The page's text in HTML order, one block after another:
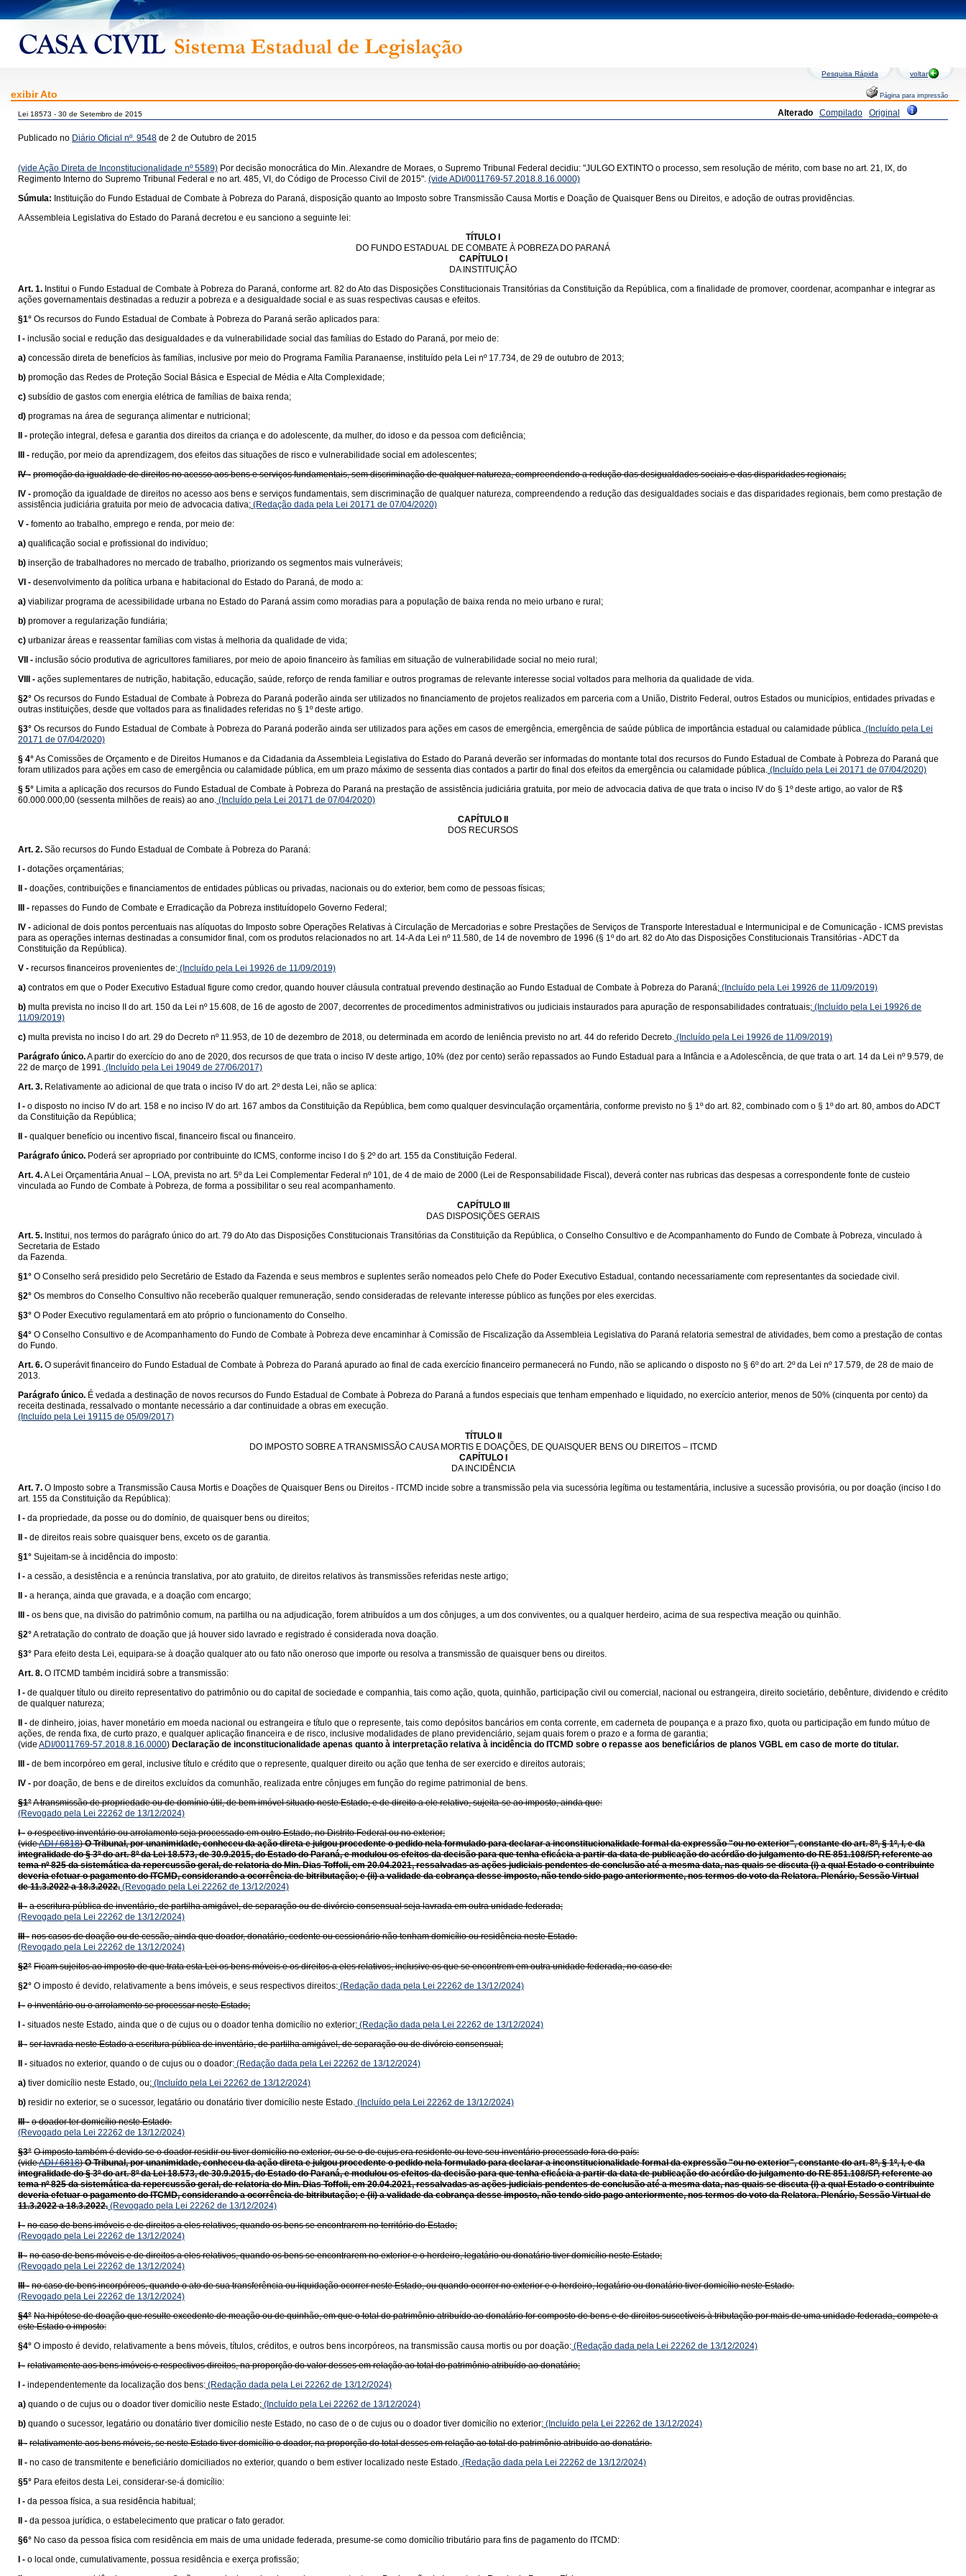
Pesquisa Rápida voltar
exibir Ato Página para impressão
Alterado Compilado Original
Lei 18573 - 30 de Setembro de 2015
Publicado no Diário Oficial nº. 9548 de 2 de Outubro de 2015
(vide Ação Direta de Inconstitucionalidade nº 5589) Por decisão monocrática do Min. Alexandre de Moraes, o Supremo Tribunal Federal decidiu: "JULGO EXTINTO o processo, sem resolução de mérito, com base no art. 21, IX, do
Regimento Interno do Supremo Tribunal Federal e no art. 485, VI, do Código de Processo Civil de 2015". (vide ADI/0011769-57.2018.8.16.0000)
Súmula: Instituição do Fundo Estadual de Combate à Pobreza do Paraná, disposição quanto ao Imposto sobre Transmissão Causa Mortis e Doação de Quaisquer Bens ou Direitos, e adoção de outras providências.
A Assembleia Legislativa do Estado do Paraná decretou e eu sanciono a seguinte lei:
TÍTULO I
DO FUNDO ESTADUAL DE COMBATE À POBREZA DO PARANÁ
CAPÍTULO I
DA INSTITUIÇÃO
Art. 1. Institui o Fundo Estadual de Combate à Pobreza do Paraná, conforme art. 82 do Ato das Disposições Constitucionais Transitórias da Constituição da República, com a finalidade de promover, coordenar, acompanhar e integrar as
ações governamentais destinadas a reduzir a pobreza e a desigualdade social e as suas respectivas causas e efeitos.
§1° Os recursos do Fundo Estadual de Combate à Pobreza do Paraná serão aplicados para:
I - inclusão social e redução das desigualdades e da vulnerabilidade social das famílias do Estado do Paraná, por meio de:
a) concessão direta de benefícios às famílias, inclusive por meio do Programa Família Paranaense, instituído pela Lei nº 17.734, de 29 de outubro de 2013;
b) promoção das Redes de Proteção Social Básica e Especial de Média e Alta Complexidade;
c) subsídio de gastos com energia elétrica de famílias de baixa renda;
d) programas na área de segurança alimentar e nutricional;
II - proteção integral, defesa e garantia dos direitos da criança e do adolescente, da mulher, do idoso e da pessoa com deficiência;
III - redução, por meio da aprendizagem, dos efeitos das situações de risco e vulnerabilidade social em adolescentes;
IV - promoção da igualdade de direitos no acesso aos bens e serviços fundamentais, sem discriminação de qualquer natureza, compreendendo a redução das desigualdades sociais e das disparidades regionais;
IV - promoção da igualdade de direitos no acesso aos bens e serviços fundamentais, sem discriminação de qualquer natureza, compreendendo a redução das desigualdades sociais e das disparidades regionais, bem como prestação de
assistência judiciária gratuita por meio de advocacia dativa; (Redação dada pela Lei 20171 de 07/04/2020)
V - fomento ao trabalho, emprego e renda, por meio de:
a) qualificação social e profissional do indivíduo;
b) inserção de trabalhadores no mercado de trabalho, priorizando os segmentos mais vulneráveis;
VI - desenvolvimento da política urbana e habitacional do Estado do Paraná, de modo a:
a) viabilizar programa de acessibilidade urbana no Estado do Paraná assim como moradias para a população de baixa renda no meio urbano e rural;
b) promover a regularização fundiária;
c) urbanizar áreas e reassentar famílias com vistas à melhoria da qualidade de vida;
VII - inclusão sócio produtiva de agricultores familiares, por meio de apoio financeiro às famílias em situação de vulnerabilidade social no meio rural;
VIII - ações suplementares de nutrição, habitação, educação, saúde, reforço de renda familiar e outros programas de relevante interesse social voltados para melhoria da qualidade de vida.
§2° Os recursos do Fundo Estadual de Combate à Pobreza do Paraná poderão ainda ser utilizados no financiamento de projetos realizados em parceria com a União, Distrito Federal, outros Estados ou municípios, entidades privadas e
outras instituições, desde que voltados para as finalidades referidas no § 1º deste artigo.
§3° Os recursos do Fundo Estadual de Combate à Pobreza do Paraná poderão ainda ser utilizados para ações em casos de emergência, emergência de saúde pública de importância estadual ou calamidade pública. (Incluído pela Lei
20171 de 07/04/2020)
§ 4°As Comissões de Orçamento e de Direitos Humanos e da Cidadania da Assembleia Legislativa do Estado do Paraná deverão ser informadas do montante total dos recursos do Fundo Estadual de Combate à Pobreza do Paraná que
foram utilizados para ações em caso de emergência ou calamidade pública, em um prazo máximo de sessenta dias contados a partir do final dos efeitos da emergência ou calamidade pública. (Incluído pela Lei 20171 de 07/04/2020)
§ 5° Limita a aplicação dos recursos do Fundo Estadual de Combate à Pobreza do Paraná na prestação de assistência judiciária gratuita, por meio de advocacia dativa de que trata o inciso IV do § 1º deste artigo, ao valor de R$
60.000.000,00 (sessenta milhões de reais) ao ano. (Incluído pela Lei 20171 de 07/04/2020)
CAPÍTULO II
DOS RECURSOS
Art. 2. São recursos do Fundo Estadual de Combate à Pobreza do Paraná:
I - dotações orçamentárias;
II - doações, contribuições e financiamentos de entidades públicas ou privadas, nacionais ou do exterior, bem como de pessoas físicas;
III - repasses do Fundo de Combate e Erradicação da Pobreza instituídopelo Governo Federal;
IV - adicional de dois pontos percentuais nas alíquotas do Imposto sobre Operações Relativas à Circulação de Mercadorias e sobre Prestações de Serviços de Transporte Interestadual e Intermunicipal e de Comunicação - ICMS previstas
para as operações internas destinadas a consumidor final, com os produtos relacionados no art. 14-A da Lei nº 11.580, de 14 de novembro de 1996 (§ 1º do art. 82 do Ato das Disposições Constitucionais Transitórias - ADCT da
Constituição da República).
V - recursos financeiros provenientes de: (Incluído pela Lei 19926 de 11/09/2019)
a) contratos em que o Poder Executivo Estadual figure como credor, quando houver cláusula contratual prevendo destinação ao Fundo Estadual de Combate à Pobreza do Paraná; (Incluído pela Lei 19926 de 11/09/2019)
b) multa prevista no inciso II do art. 150 da Lei nº 15.608, de 16 de agosto de 2007, decorrentes de procedimentos administrativos ou judiciais instaurados para apuração de responsabilidades contratuais; (Incluído pela Lei 19926 de
11/09/2019)
c) multa prevista no inciso I do art. 29 do Decreto nº 11.953, de 10 de dezembro de 2018, ou determinada em acordo de leniência previsto no art. 44 do referido Decreto. (Incluído pela Lei 19926 de 11/09/2019)
Parágrafo único.A partir do exercício do ano de 2020, dos recursos de que trata o inciso IV deste artigo, 10% (dez por cento) serão repassados ao Fundo Estadual para a Infância e a Adolescência, de que trata o art. 14 da Lei nº 9.579, de
22 de março de 1991. (Incluído pela Lei 19049 de 27/06/2017)
Art. 3. Relativamente ao adicional de que trata o inciso IV do art. 2º desta Lei, não se aplica:
I - o disposto no inciso IV do art. 158 e no inciso IV do art. 167 ambos da Constituição da República, bem como qualquer desvinculação orçamentária, conforme previsto no § 1º do art. 82, combinado com o § 1º do art. 80, ambos do ADCT
da Constituição da República;
II - qualquer benefício ou incentivo fiscal, financeiro fiscal ou financeiro.
Parágrafo único. Poderá ser apropriado por contribuinte do ICMS, conforme inciso I do § 2º do art. 155 da Constituição Federal.
Art. 4.A Lei Orçamentária Anual – LOA, prevista no art. 5º da Lei Complementar Federal nº 101, de 4 de maio de 2000 (Lei de Responsabilidade Fiscal), deverá conter nas rubricas das despesas a correspondente fonte de custeio
vinculada ao Fundo de Combate à Pobreza, de forma a possibilitar o seu real acompanhamento.
CAPÍTULO III
DAS DISPOSIÇÕES GERAIS
Art. 5. Institui, nos termos do parágrafo único do art. 79 do Ato das Disposições Constitucionais Transitórias da Constituição da República, o Conselho Consultivo e de Acompanhamento do Fundo de Combate à Pobreza, vinculado à
Secretaria de Estado
da Fazenda.
§1° O Conselho será presidido pelo Secretário de Estado da Fazenda e seus membros e suplentes serão nomeados pelo Chefe do Poder Executivo Estadual, contando necessariamente com representantes da sociedade civil.
§2° Os membros do Conselho Consultivo não receberão qualquer remuneração, sendo consideradas de relevante interesse público as funções por eles exercidas.
§3° O Poder Executivo regulamentará em ato próprio o funcionamento do Conselho.
§4° O Conselho Consultivo e de Acompanhamento do Fundo de Combate à Pobreza deve encaminhar à Comissão de Fiscalização da Assembleia Legislativa do Paraná relatoria semestral de atividades, bem como a prestação de contas
do Fundo.
Art. 6. O superávit financeiro do Fundo Estadual de Combate à Pobreza do Paraná apurado ao final de cada exercício financeiro permanecerá no Fundo, não se aplicando o disposto no § 6º do art. 2º da Lei nº 17.579, de 28 de maio de
2013.
Parágrafo único. É vedada a destinação de novos recursos do Fundo Estadual de Combate à Pobreza do Paraná a fundos especiais que tenham empenhado e liquidado, no exercício anterior, menos de 50% (cinquenta por cento) da
receita destinada, ressalvado o montante necessário a dar continuidade a obras em execução.
(Incluído pela Lei 19115 de 05/09/2017)
TÍTULO II
DO IMPOSTO SOBRE A TRANSMISSÃO CAUSA MORTIS E DOAÇÕES, DE QUAISQUER BENS OU DIREITOS – ITCMD
CAPÍTULO I
DA INCIDÊNCIA
Art. 7. O Imposto sobre a Transmissão Causa Mortis e Doações de Quaisquer Bens ou Direitos - ITCMD incide sobre a transmissão pela via sucessória legítima ou testamentária, inclusive a sucessão provisória, ou por doação (inciso I do
art. 155 da Constituição da República):
I - da propriedade, da posse ou do domínio, de quaisquer bens ou direitos;
II - de direitos reais sobre quaisquer bens, exceto os de garantia.
§1° Sujeitam-se à incidência do imposto:
I - a cessão, a desistência e a renúncia translativa, por ato gratuito, de direitos relativos às transmissões referidas neste artigo;
II - a herança, ainda que gravada, e a doação com encargo;
III - os bens que, na divisão do patrimônio comum, na partilha ou na adjudicação, forem atribuídos a um dos cônjuges, a um dos conviventes, ou a qualquer herdeiro, acima de sua respectiva meação ou quinhão.
§2°A retratação do contrato de doação que já houver sido lavrado e registrado é considerada nova doação.
§3° Para efeito desta Lei, equipara-se à doação qualquer ato ou fato não oneroso que importe ou resolva a transmissão de quaisquer bens ou direitos.
Art. 8. O ITCMD também incidirá sobre a transmissão:
I - de qualquer título ou direito representativo do patrimônio ou do capital de sociedade e companhia, tais como ação, quota, quinhão, participação civil ou comercial, nacional ou estrangeira, direito societário, debênture, dividendo e crédito
de qualquer natureza;
II - de dinheiro, joias, haver monetário em moeda nacional ou estrangeira e título que o represente, tais como depósitos bancários em conta corrente, em caderneta de poupança e a prazo fixo, quota ou participação em fundo mútuo de
ações, de renda fixa, de curto prazo, e qualquer aplicação financeira e de risco, inclusive modalidades de plano previdenciário, sejam quais forem o prazo e a forma de garantia;
(vide ADI/0011769-57.2018.8.16.0000) Declaração de inconstitucionalidade apenas quanto à interpretação relativa à incidência do ITCMD sobre o repasse aos beneficiários de planos VGBL em caso de morte do titular.
III - de bem incorpóreo em geral, inclusive título e crédito que o represente, qualquer direito ou ação que tenha de ser exercido e direitos autorais;
IV - por doação, de bens e de direitos excluídos da comunhão, realizada entre cônjuges em função do regime patrimonial de bens.
§1°A transmissão de propriedade ou de domínio útil, de bem imóvel situado neste Estado, e de direito a ele relativo, sujeita-se ao imposto, ainda que:
(Revogado pela Lei 22262 de 13/12/2024)
I - o respectivo inventário ou arrolamento seja processado em outro Estado, no Distrito Federal ou no exterior;
(videADI / 6818)O Tribunal, por unanimidade, conheceu da ação direta e julgou procedente o pedido nela formulado para declarar a inconstitucionalidade formal da expressão "ou no exterior", constante do art.8º, § 1º, I, e da
integralidade do § 3º do art. 8º da Lei 18.573, de 30.9.2015, do Estado do Paraná, e modulou os efeitos da decisão para que tenha eficácia a partir da data de publicação do acórdão do julgamento do RE 851.108/SP, referente ao
tema nº 825 da sistemática da repercussão geral, de relatoria do Min. Dias Toffoli, em 20.04.2021, ressalvadas as ações judiciais pendentes de conclusão até a mesma data, nas quais se discuta (i) a qual Estado o contribuinte
deveria efetuar o pagamento do ITCMD, considerando a ocorrência de bitributação; e (ii) a validade da cobrança desse imposto, não tendo sido pago anteriormente, nos termos do voto da Relatora. Plenário, Sessão Virtual
de 11.3.2022 a 18.3.2022. (Revogado pela Lei 22262 de 13/12/2024)
II - a escritura pública de inventário, de partilha amigável, de separação ou de divórcio consensual seja lavrada em outra unidade federada;
(Revogado pela Lei 22262 de 13/12/2024)
III - nos casos de doação ou de cessão, ainda que doador, donatário, cedente ou cessionário não tenham domicílio ou residência neste Estado.
(Revogado pela Lei 22262 de 13/12/2024)
§2° Ficam sujeitos ao imposto de que trata esta Lei os bens móveis e os direitos a eles relativos, inclusive os que se encontrem em outra unidade federada, no caso de:
§2° O imposto é devido, relativamente a bens imóveis, e seus respectivos direitos: (Redação dada pela Lei 22262 de 13/12/2024)
I - o inventário ou o arrolamento se processar neste Estado;
I - situados neste Estado, ainda que o de cujus ou o doador tenha domicílio no exterior; (Redação dada pela Lei 22262 de 13/12/2024)
II - ser lavrada neste Estado a escritura pública de inventário, de partilha amigável, de separação ou de divórcio consensual;
II - situados no exterior, quando o de cujus ou o doador: (Redação dada pela Lei 22262 de 13/12/2024)
a) tiver domicílio neste Estado, ou; (Incluído pela Lei 22262 de 13/12/2024)
b) residir no exterior, se o sucessor, legatário ou donatário tiver domicílio neste Estado. (Incluído pela Lei 22262 de 13/12/2024)
III - o doador ter domicílio neste Estado.
(Revogado pela Lei 22262 de 13/12/2024)
§3° O imposto também é devido se o doador residir ou tiver domicílio no exterior, ou se o de cujus era residente ou teve seu inventário processado fora do país:
(videADI / 6818)O Tribunal, por unanimidade, conheceu da ação direta e julgou procedente o pedido nela formulado para declarar a inconstitucionalidade formal da expressão "ou no exterior", constante do art.8º, § 1º, I, e da
integralidade do § 3º do art. 8º da Lei 18.573, de 30.9.2015, do Estado do Paraná, e modulou os efeitos da decisão para que tenha eficácia a partir da data de publicação do acórdão do julgamento do RE 851.108/SP, referente ao
tema nº 825 da sistemática da repercussão geral, de relatoria do Min. Dias Toffoli, em 20.04.2021, ressalvadas as ações judiciais pendentes de conclusão até a mesma data, nas quais se discuta (i) a qual Estado o contribuinte
deveria efetuar o pagamento do ITCMD, considerando a ocorrência de bitributação; e (ii) a validade da cobrança desse imposto, não tendo sido pago anteriormente, nos termos do voto da Relatora. Plenário, Sessão Virtualde
11.3.2022 a 18.3.2022. (Revogado pela Lei 22262 de 13/12/2024)
I - no caso de bens imóveis e de direitos a eles relativos, quando os bens se encontrarem no território do Estado;
(Revogado pela Lei 22262 de 13/12/2024)
II - no caso de bens móveis e de direitos a eles relativos, quando os bens se encontrarem no exterior e o herdeiro, legatário ou donatário tiver domicílio neste Estado;
(Revogado pela Lei 22262 de 13/12/2024)
III - no caso de bens incorpóreos, quando o ato de sua transferência ou liquidação ocorrer neste Estado, ou quando ocorrer no exterior e o herdeiro, legatário ou donatário tiver domicílio neste Estado.
(Revogado pela Lei 22262 de 13/12/2024)
§4° Na hipótese de doação que resulte excedente de meação ou de quinhão, em que o total do patrimônio atribuído ao donatário for composto de bens e de direitos suscetíveis à tributação por mais de uma unidade federada, compete a
este Estado o imposto:
§4° O imposto é devido, relativamente a bens móveis, títulos, créditos, e outros bens incorpóreos, na transmissão causa mortis ou por doação: (Redação dada pela Lei 22262 de 13/12/2024)
I - relativamente aos bens imóveis e respectivos direitos, na proporção do valor desses em relação ao total do patrimônio atribuído ao donatário;
I - independentemente da localização dos bens: (Redação dada pela Lei 22262 de 13/12/2024)
a) quando o de cujus ou o doador tiver domicílio neste Estado; (Incluído pela Lei 22262 de 13/12/2024)
b) quando o sucessor, legatário ou donatário tiver domicílio neste Estado, no caso de o de cujus ou o doador tiver domicílio no exterior; (Incluído pela Lei 22262 de 13/12/2024)
II - relativamente aos bens móveis, se neste Estado tiver domicílio o doador, na proporção do total desses em relação ao total do patrimônio atribuído ao donatário.
II - no caso de transmitente e beneficiário domiciliados no exterior, quando o bem estiver localizado neste Estado. (Redação dada pela Lei 22262 de 13/12/2024)
§5° Para efeitos desta Lei, considerar-se-á domicílio:
I - da pessoa física, a sua residência habitual;
II - da pessoa jurídica, o estabelecimento que praticar o fato gerador.
§6° No caso da pessoa física com residência em mais de uma unidade federada, presume-se como domicílio tributário para fins de pagamento do ITCMD:
I - o local onde, cumulativamente, possua residência e exerça profissão;